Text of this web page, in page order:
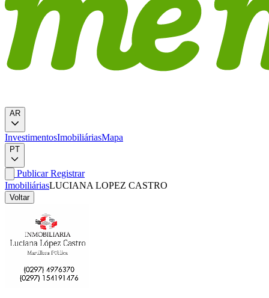
AR
InvestimentosImobiliáriasMapa
PT
PublicarRegistrar
ImobiliáriasLUCIANA LOPEZ CASTRO
Voltar